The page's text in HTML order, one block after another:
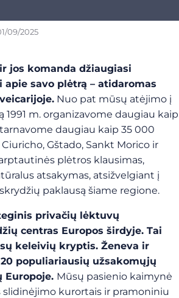
09/2025
ir jos komanda džiaugiasi
apie savo plėtrą – atidaromas
Nuo pat mūsų atėjimo į
1991 m. organizavome daugiau kaip
daugiau kaip 35 000
Gštado, Sankt Morico ir
plėtros klausimas,
atsakymas, atsižvelgiant į
paklausą šiame regione.
privačių lėktuvų
centras Europos širdyje. Tai
keleivių kryptis. Ženeva ir
populiariausių užsakomųjų
Europoje. Mūsų pasienio kaimynė
slidinėjimo kurortais ir pramoniniu